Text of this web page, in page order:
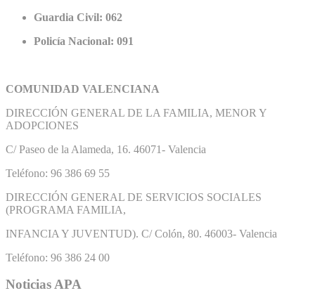
Guardia Civil: 062
Policía Nacional: 091
COMUNIDAD VALENCIANA
DIRECCIÓN GENERAL DE LA FAMILIA, MENOR Y
ADOPCIONES
C/ Paseo de la Alameda, 16. 46071- Valencia
Teléfono: 96 386 69 55
DIRECCIÓN GENERAL DE SERVICIOS SOCIALES
(PROGRAMA FAMILIA,
INFANCIA Y JUVENTUD). C/ Colón, 80. 46003- Valencia
Teléfono: 96 386 24 00
Noticias APA